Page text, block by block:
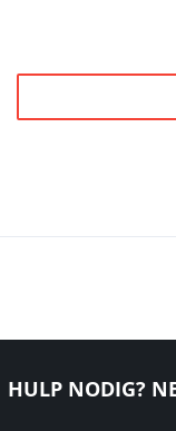
HULP NODIG?